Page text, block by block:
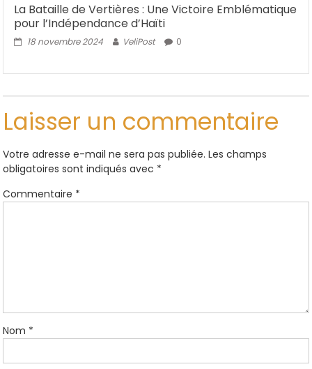
La Bataille de Vertières : Une Victoire Emblématique
pour l’Indépendance d’Haïti
18 novembre 2024 VeliPost 0
Laisser un commentaire
Votre adresse e-mail ne sera pas publiée. Les champs
obligatoires sont indiqués avec *
Commentaire *
Nom *